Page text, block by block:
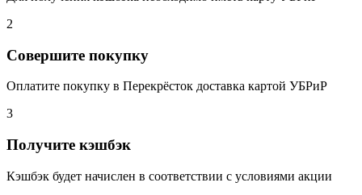
2
Совершите покупку
Оплатите покупку в Перекрёсток доставка картой УБРиР
3
Получите кэшбэк
Кэшбэк будет начислен в соответствии с условиями акции